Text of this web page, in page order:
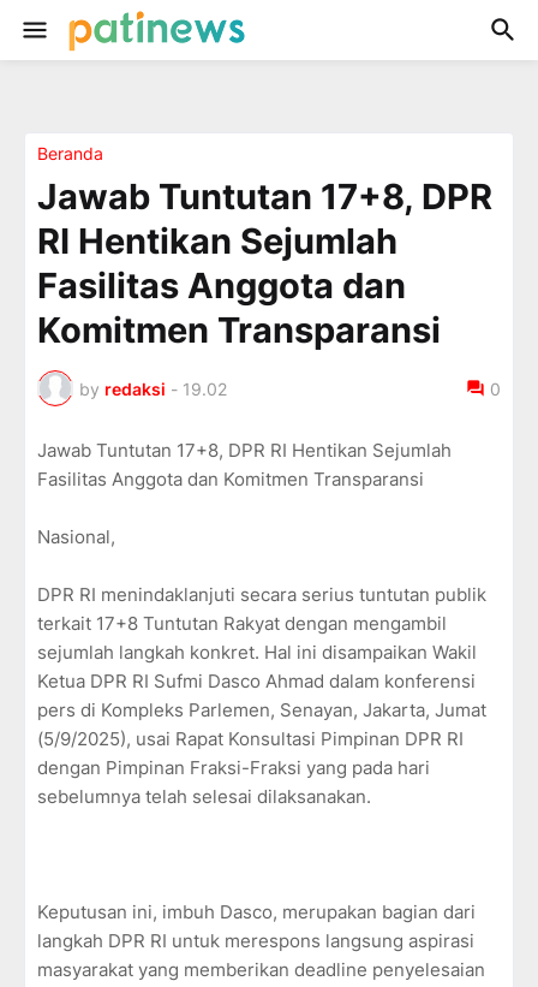
Beranda
Jawab Tuntutan 17+8, DPR
RI Hentikan Sejumlah
Fasilitas Anggota dan
Komitmen Transparansi
by redaksi - 19.02 0
Jawab Tuntutan 17+8, DPR RI Hentikan Sejumlah
Fasilitas Anggota dan Komitmen Transparansi
Nasional,
DPR RI menindaklanjuti secara serius tuntutan publik
terkait 17+8 Tuntutan Rakyat dengan mengambil
sejumlah langkah konkret. Hal ini disampaikan Wakil
Ketua DPR RI Sufmi Dasco Ahmad dalam konferensi
pers di Kompleks Parlemen, Senayan, Jakarta, Jumat
(5/9/2025), usai Rapat Konsultasi Pimpinan DPR RI
dengan Pimpinan Fraksi-Fraksi yang pada hari
sebelumnya telah selesai dilaksanakan.
Keputusan ini, imbuh Dasco, merupakan bagian dari
langkah DPR RI untuk merespons langsung aspirasi
masyarakat yang memberikan deadline penyelesaian